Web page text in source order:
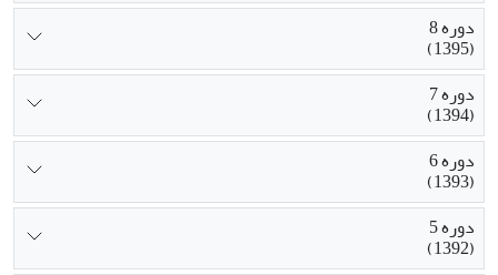
دوره 8
(1395)
دوره 7
(1394)
دوره 6
(1393)
دوره 5
(1392)